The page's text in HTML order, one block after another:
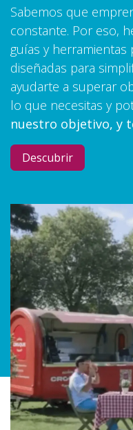
Sabemos que
constante. Por eso,
guías y herramientas
diseñadas para
ayudarte a superar
lo que necesitas y
nuestro objetivo, y
Descubrir